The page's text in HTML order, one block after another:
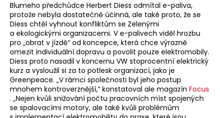
Blumeho předchůdce Herbert Diess odmítal e-paliva,
protože nebyla dostatečně účinná, ale také proto, že se
Diess chtěl vyhnout konfliktům se Zelenými
a ekologickými organizacemi. V e-palivech viděl hrozbu
pro „obrat v jízdě“ od koncepce, která chce výrazně
omezit individuální dopravu a povolit pouze elektromobily.
Diess proto nasadil v koncernu VW stoprocentní elektrický
kurz a vysloužil si za to potlesk organizací, jako je
Greenpeace. „V rámci společnosti byl jeho postup
mnohem kontroverznější,“ konstatoval ale magazín Focus
. „Nejen kvůli snižování počtu pracovních míst spojených
se spalovacími motory, ale také kvůli problémům